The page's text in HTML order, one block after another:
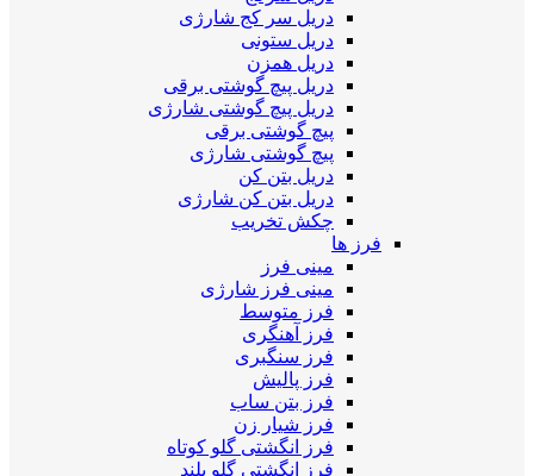
دریل سر کج شارژی
دریل ستونی
دریل همزن
دریل پیچ گوشتی برقی
دریل پیچ گوشتی شارژی
پیچ گوشتی برقی
پیچ گوشتی شارژی
دریل بتن کن
دریل بتن کن شارژی
چکش تخریب
فرز ها
مینی فرز
مینی فرز شارژی
فرز متوسط
فرز آهنگری
فرز سنگبری
فرز پالیش
فرز بتن ساب
فرز شیار زن
فرز انگشتی گلو کوتاه
فرز انگشتی گلو بلند